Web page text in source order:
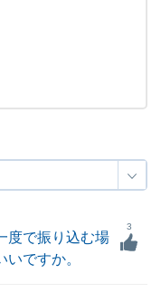
度で振り込む場
ですか。
3